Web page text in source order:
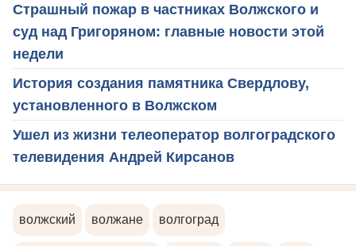
Страшный пожар в частниках Волжского и
суд над Григоряном: главные новости этой
недели
История создания памятника Свердлову,
установленного в Волжском
Ушел из жизни телеоператор волгоградского
телевидения Андрей Кирсанов
волжский волжане волгоград